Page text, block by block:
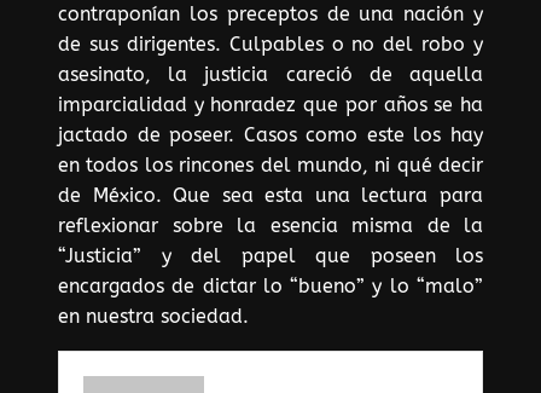
contraponían los preceptos de una nación y
de sus dirigentes. Culpables o no del robo y
asesinato, la justicia careció de aquella
imparcialidad y honradez que por años se ha
jactado de poseer. Casos como este los hay
en todos los rincones del mundo, ni qué decir
de México. Que sea esta una lectura para
reflexionar sobre la esencia misma de la
“Justicia” y del papel que poseen los
encargados de dictar lo “bueno” y lo “malo”
en nuestra sociedad.